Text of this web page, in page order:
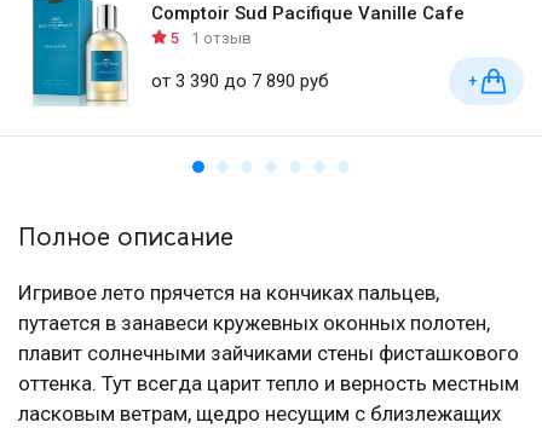
Comptoir Sud Pacifique Vanille Cafe
5 1 отзыв
от 3 390 до 7 890 руб +
Полное описание
Игривое лето прячется на кончиках пальцев,
путается в занавеси кружевных оконных полотен,
плавит солнечными зайчиками стены фисташкового
оттенка. Тут всегда царит тепло и верность местным
ласковым ветрам, щедро несущим с близлежащих